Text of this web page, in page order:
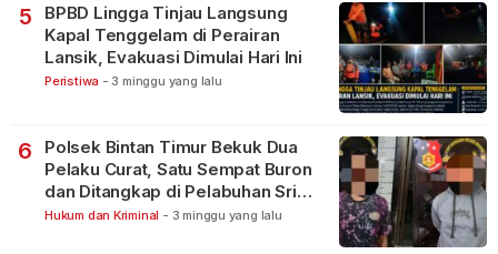
5
BPBD Lingga Tinjau Langsung
Kapal Tenggelam di Perairan
Lansik, Evakuasi Dimulai Hari Ini
Peristiwa - 3 minggu yang lalu
6
Polsek Bintan Timur Bekuk Dua
Pelaku Curat, Satu Sempat Buron
dan Ditangkap di Pelabuhan Sri
Bintan Pura
Hukum dan Kriminal - 3 minggu yang lalu